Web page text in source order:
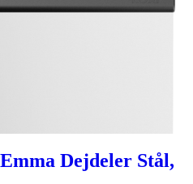
Dejdeler Stål,